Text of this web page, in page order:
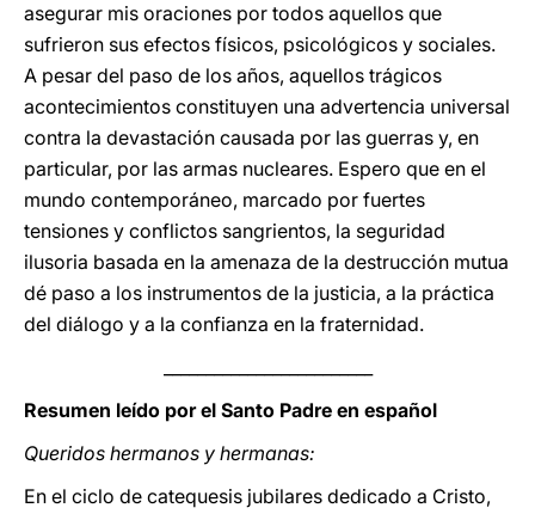
asegurar mis oraciones por todos aquellos que
sufrieron sus efectos físicos, psicológicos y sociales.
A pesar del paso de los años, aquellos trágicos
acontecimientos constituyen una advertencia universal
contra la devastación causada por las guerras y, en
particular, por las armas nucleares. Espero que en el
mundo contemporáneo, marcado por fuertes
tensiones y conflictos sangrientos, la seguridad
ilusoria basada en la amenaza de la destrucción mutua
dé paso a los instrumentos de la justicia, a la práctica
del diálogo y a la confianza en la fraternidad.
Resumen leído por el Santo Padre en español
Queridos hermanos y hermanas:
En el ciclo de catequesis jubilares dedicado a Cristo,